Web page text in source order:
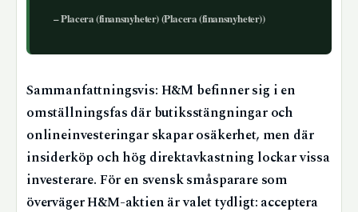
– Placera (finansnyheter) (Placera (finansnyheter))
Sammanfattningsvis: H&M befinner sig i en
omställningsfas där butiksstängningar och
onlineinvesteringar skapar osäkerhet, men där
insiderköp och hög direktavkastning lockar vissa
investerare. För en svensk småsparare som
överväger H&M-aktien är valet tydligt: acceptera